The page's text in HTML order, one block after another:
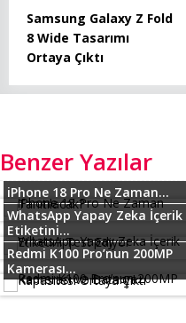
Samsung Galaxy Z Fold
8 Wide Tasarımı
Ortaya Çıktı
Benzer Yazılar
iPhone 18 Pro Ne Zaman...
WhatsApp Yapay Zeka İçerik
Etiketini...
Redmi K100 Pro’nun 200MP
Kamerası...